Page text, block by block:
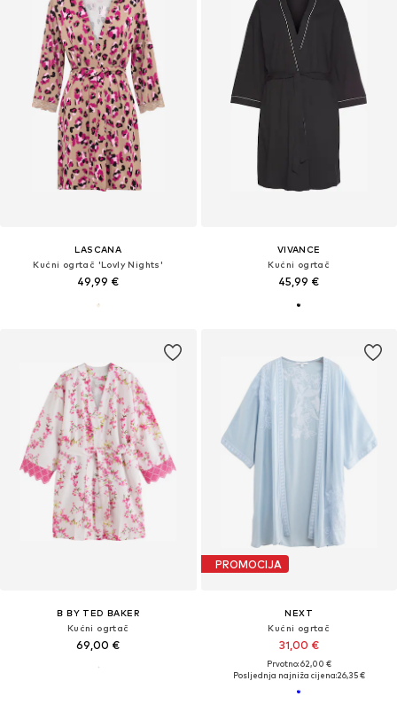
LASCANA
Kućni ogrtač 'Lovly Nights'
49,99 €
VIVANCE
Kućni ogrtač
45,99 €
B BY TED BAKER
Kućni ogrtač
69,00 €
PROMOCIJA
NEXT
Kućni ogrtač
31,00 €
Prvotno: 62,00 €
Posljednja najniža cijena:26,35 €